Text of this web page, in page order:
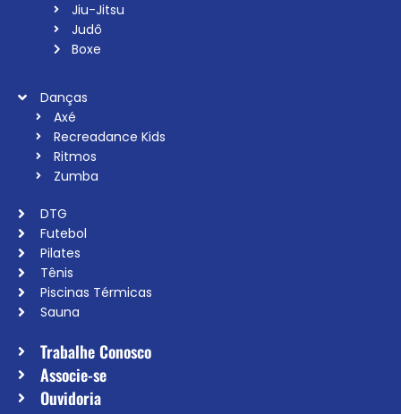
Jiu-Jitsu
Judô
Boxe
Danças
Axé
Recreadance Kids
Ritmos
Zumba
DTG
Futebol
Pilates
Tênis
Piscinas Térmicas
Sauna
Trabalhe Conosco
Associe-se
Ouvidoria